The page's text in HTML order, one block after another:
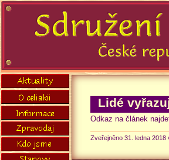
Lidé
Odkaz na článek
Zveřejněno 31. ledna 2018